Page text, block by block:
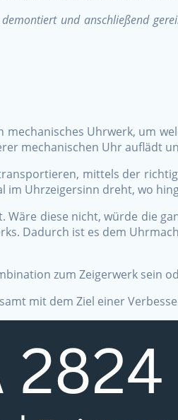
und anschließend
Uhrwerk, um
mechanischen Uhr auflädt
mittels der
Uhrzeigersinn dreht, wo
diese nicht, würde die
Dadurch ist es dem
zum Zeigerwerk sein
mit dem Ziel einer